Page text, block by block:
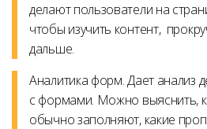
делают пользователи на
чтобы изучить контент,
дальше.
Аналитика форм. Дает анализ
с формами. Можно выяснить,
обычно заполняют, какие